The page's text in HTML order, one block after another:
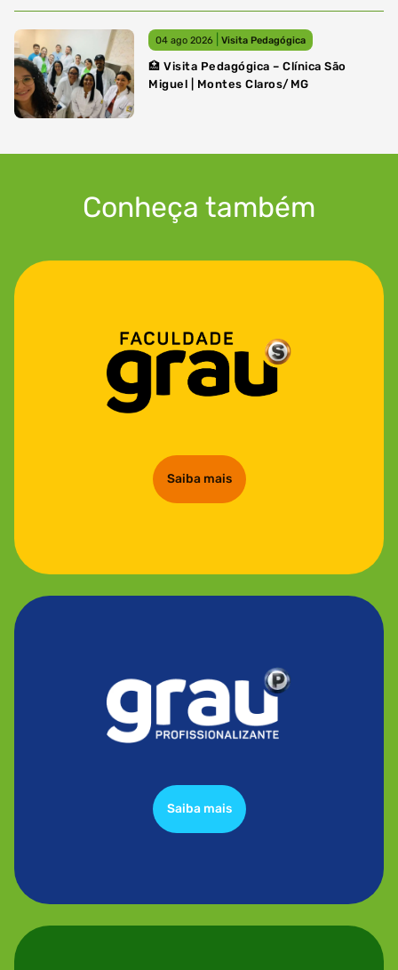
04 ago 2026 Visita Pedagógica
🏥 Visita Pedagógica – Clínica São
Miguel | Montes Claros/MG
Conheça também
Saiba mais
Saiba mais